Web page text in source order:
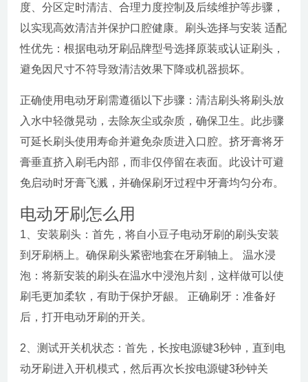
度、分区定时清洁、合理力度控制及后续维护等步骤，
以实现高效清洁并保护口腔健康。刷头选择与安装 适配
性优先：根据电动牙刷品牌型号选择原装或认证刷头，
避免因尺寸不符导致清洁效果下降或机器损坏。
正确使用电动牙刷需遵循以下步骤：清洁刷头将刷头放
入水中轻微晃动，去除灰尘或杂质，确保卫生。此步骤
可延长刷头使用寿命并避免杂质进入口腔。挤牙膏将牙
膏垂直挤入刷毛内部，而非仅停留在表面。此设计可避
免启动时牙膏飞溅，并确保刷牙过程中牙膏均匀分布。
电动牙刷怎么用
1、安装刷头：首先，将自小豆子电动牙刷的刷头安装
到牙刷柄上。确保刷头紧密地套在牙刷轴上。 温水浸
泡：将新安装的刷头在温水中浸泡片刻，这样做可以使
刷毛更加柔软，有助于保护牙龈。 正确刷牙：准备好
后，打开电动牙刷的开关。
2、测试开关机状态：首先，长按电源键3秒钟，直到电
动牙刷进入开机模式，然后再次长按电源键3秒钟关